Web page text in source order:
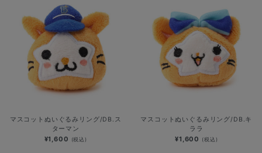
マスコットぬいぐるみリング/DB.ス
ターマン
¥1,600 (税込)
マスコットぬいぐるみリング/DB.キ
ララ
¥1,600 (税込)